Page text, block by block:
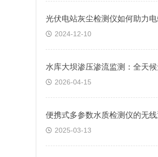
2024-12-10
2026-04-15
2025-03-13